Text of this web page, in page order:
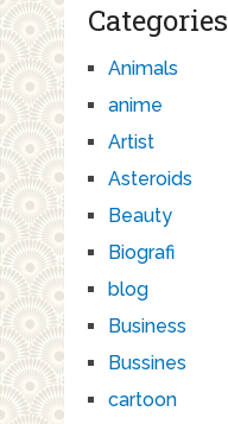
Categories
Animals
anime
Artist
Asteroids
Beauty
Biografi
blog
Business
Bussines
cartoon